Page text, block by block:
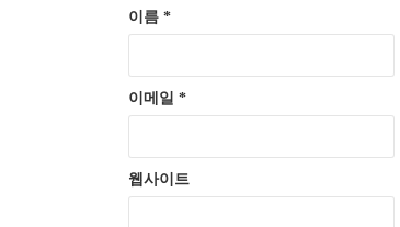
이름 *
이메일 *
웹사이트